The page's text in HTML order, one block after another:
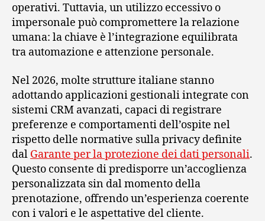
operativi. Tuttavia, un utilizzo eccessivo o
impersonale può compromettere la relazione
umana: la chiave è l’integrazione equilibrata
tra automazione e attenzione personale.
Nel 2026, molte strutture italiane stanno
adottando applicazioni gestionali integrate con
sistemi CRM avanzati, capaci di registrare
preferenze e comportamenti dell’ospite nel
rispetto delle normative sulla privacy definite
dal Garante per la protezione dei dati personali.
Questo consente di predisporre un’accoglienza
personalizzata sin dal momento della
prenotazione, offrendo un’esperienza coerente
con i valori e le aspettative del cliente.